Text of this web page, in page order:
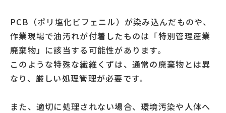
PCB（ポリ塩化ビフェニル）が染み込んだものや、
作業現場で油汚れが付着したものは「特別管理産業
廃棄物」に該当する可能性があります。
このような特殊な繊維くずは、通常の廃棄物とは異
なり、厳しい処理管理が必要です。
また、適切に処理されない場合、環境汚染や人体へ